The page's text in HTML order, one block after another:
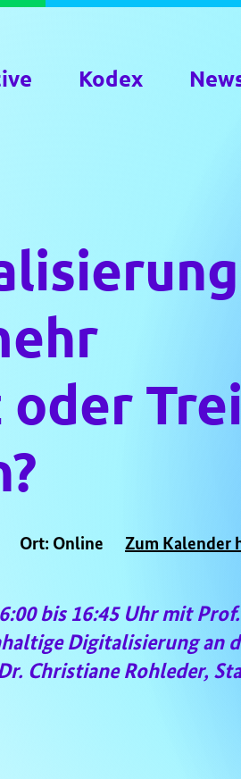
Kodex
Ort: Online Zum Kalender
bis 16:45 Uhr mit
Digitalisierung an
Christiane Rohleder,